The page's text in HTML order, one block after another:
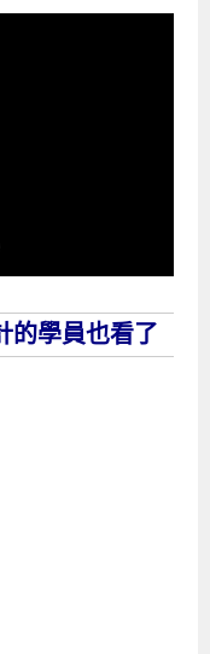
的學員也看了